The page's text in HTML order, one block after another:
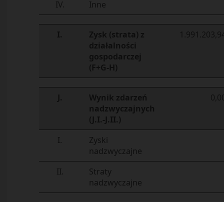
IV.
Inne
I.
Zysk (strata) z
działalności
gospodarczej
(F+G-H)
J.
Wynik zdarzeń
nadzwyczajnych
(J.I.-J.II.)
I.
Zyski
nadzwyczajne
II.
Straty
nadzwyczajne